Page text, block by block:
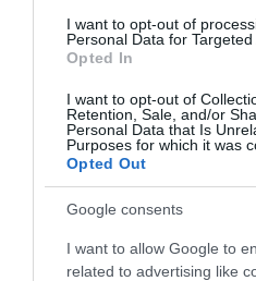
I want to opt-out of
Personal Data for Targeted
Opted In
I want to opt-out of
Retention, Sale, and/or
Personal Data that Is
Purposes for which it was
Opted Out
Google consents
I want to allow Google to
related to advertising like